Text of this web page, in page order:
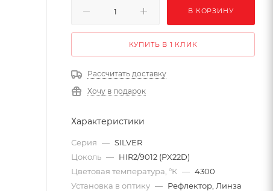
В КОРЗИНУ
КУПИТЬ В 1 КЛИК
Рассчитать доставку
Хочу в подарок
Характеристики
Серия — SILVER
Цоколь — HIR2/9012 (PX22D)
Цветовая температура, °К — 4300
Установка в оптику — Рефлектор, Линза